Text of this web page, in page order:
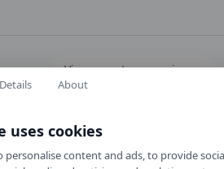
Visa senaste recensioner
Details About
uses cookies
personalise content and ads, to provide